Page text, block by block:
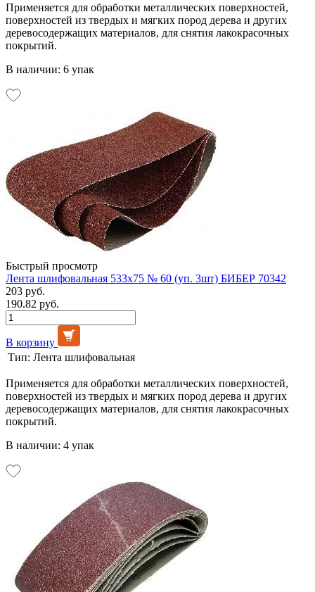
Применяется для обработки металлических поверхностей,
поверхностей из твердых и мягких пород дерева и других
деревосодержащих материалов, для снятия лакокрасочных
покрытий.
В наличии: 6 упак
Быстрый просмотр
Лента шлифовальная 533х75 № 60 (уп. 3шт) БИБЕР 70342
203 руб.
190.82 руб.
В корзину
Тип: Лента шлифовальная
Применяется для обработки металлических поверхностей,
поверхностей из твердых и мягких пород дерева и других
деревосодержащих материалов, для снятия лакокрасочных
покрытий.
В наличии: 4 упак